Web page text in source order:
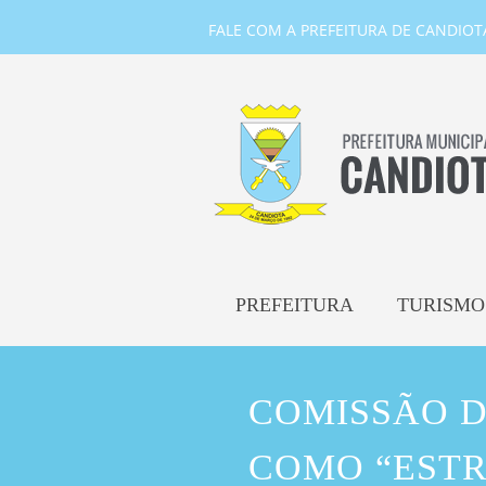
FALE COM A PREFEITURA DE
PREFEITURA TURISMO
COMISSÃO
COMO